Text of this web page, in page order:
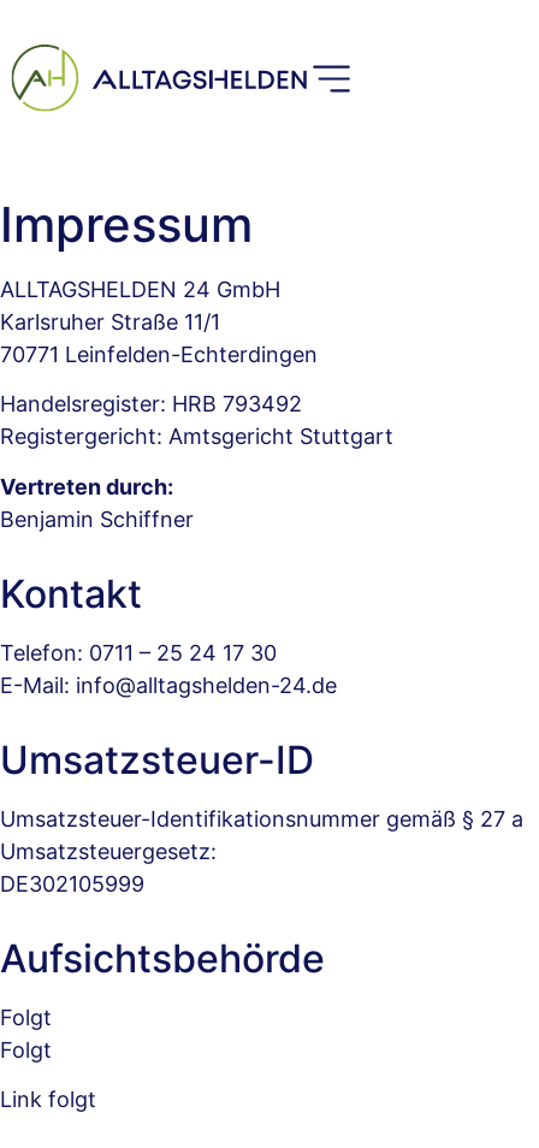
Impressum
ALLTAGSHELDEN 24 GmbH
Karlsruher Straße 11/1
70771 Leinfelden-Echterdingen
Handelsregister: HRB 793492
Registergericht: Amtsgericht Stuttgart
Vertreten durch:
Benjamin Schiffner
Kontakt
Telefon: 0711 – 25 24 17 30
E-Mail: info@alltagshelden-24.de
Umsatzsteuer-ID
Umsatzsteuer-Identifikationsnummer gemäß § 27 a
Umsatzsteuergesetz:
DE302105999
Aufsichtsbehörde
Folgt
Folgt
Link folgt